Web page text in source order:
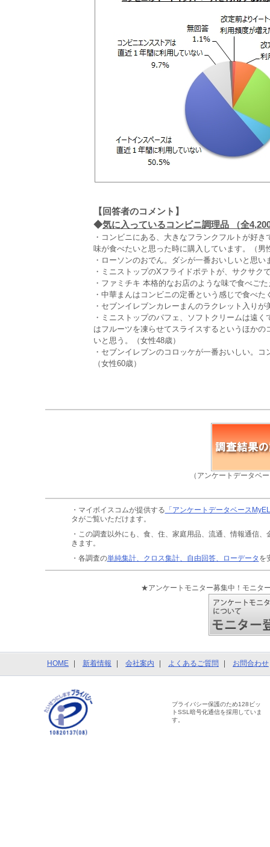
【回答者のコメント】
◆気に入っているコンビニ調理品 （全
・コンビニにある、大きなフランクフルトが好
味が食べたいと思った時に購入しています。（男
・ローソンのおでん。ダシが一番おいしいと思い
・ミニストップのXフライドポテトが、サクサク
・ファミチキ 本格的なお店のような味で食べご
・中華まんはコンビニの定番という感じで食べ
・セブンイレブンカレーまんのラクレット入りが
・ミニストップのパフェ、ソフトクリームは遠
はフルーツを凍らせてスライスするというほか
いと思う。（女性48歳）
・セブンイレブンのコロッケが一番おいしい。
（女性60歳）
（アンケートデータベ
・マイボイスコムが提供する 「アンケートデータベース
タがご覧いただけます。
・この調査以外にも、食、住、家庭用品、流通、情報通信、
きます。
・各調査の単純集計、クロス集計、自由回答、ローデータ を
★アンケートモニター募集中！モニタ
HOME 新着情報 会社案内 よくあるご質問 お問合わせ
プライバシー保護のため128ビッ
トSSL暗号化通信を採用していま
す。